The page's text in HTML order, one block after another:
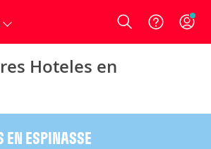
Login
Hoteles en
EN ESPINASSE